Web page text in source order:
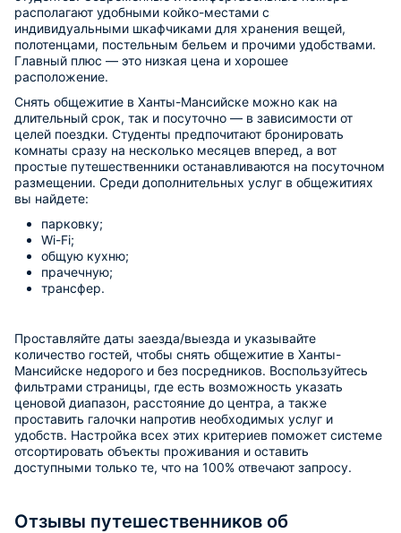
располагают удобными койко-местами с
индивидуальными шкафчиками для хранения вещей,
полотенцами, постельным бельем и прочими удобствами.
Главный плюс — это низкая цена и хорошее
расположение.
Снять общежитие в Ханты-Мансийске можно как на
длительный срок, так и посуточно — в зависимости от
целей поездки. Студенты предпочитают бронировать
комнаты сразу на несколько месяцев вперед, а вот
простые путешественники останавливаются на посуточном
размещении. Среди дополнительных услуг в общежитиях
вы найдете:
парковку;
Wi-Fi;
общую кухню;
прачечную;
трансфер.
Проставляйте даты заезда/выезда и указывайте
количество гостей, чтобы снять общежитие в Ханты-
Мансийске недорого и без посредников. Воспользуйтесь
фильтрами страницы, где есть возможность указать
ценовой диапазон, расстояние до центра, а также
проставить галочки напротив необходимых услуг и
удобств. Настройка всех этих критериев поможет системе
отсортировать объекты проживания и оставить
доступными только те, что на 100% отвечают запросу.
Отзывы путешественников об